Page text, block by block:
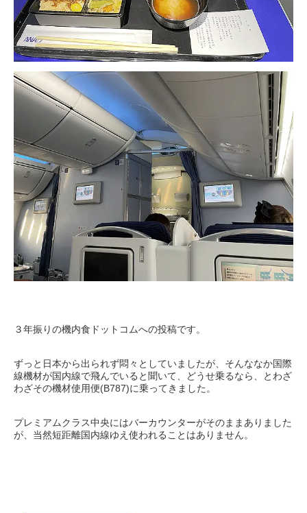
３年振りの機内食ドットコムへの投稿です。
ずっと日本から出られず悶々としていましたが、そんななか国際
線機材が国内線で飛んでいると聞いて、どうせ乗るなら、とわざ
わざその機材使用便(B787)に乗ってきました。
プレミアムクラス中央にはバーカウンターがそのままありました
が、当然短距離国内線ゆえ使われることはありません。